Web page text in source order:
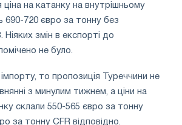
ціна на катанку на внутрішньому
690-720 євро за тонну без
змін в експорті до
не було.
то пропозиція Туреччини не
з минулим тижнем, а ціни на
склали 550-565 євро за тонну
за тонну CFR відповідно.